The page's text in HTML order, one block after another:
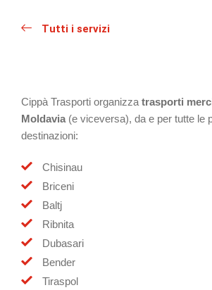
Tutti i servizi
Cippà Trasporti organizza trasporti
Moldavia (e viceversa), da e per tutte le
destinazioni:
Chisinau
Briceni
Baltj
Ribnita
Dubasari
Bender
Tiraspol